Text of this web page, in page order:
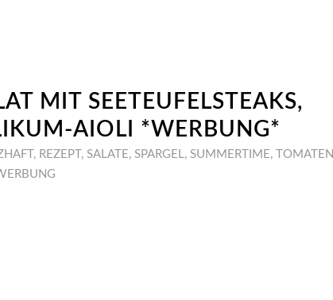
MIT SEETEUFELSTEAKS,
AIOLI *WERBUNG*
, REZEPT , SALATE, SPARGEL, SUMMERTIME, TOMATEN